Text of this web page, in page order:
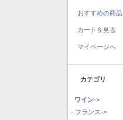
おすすめの商品
カートを見る
マイページへ
カテゴリ
ワイン->
- フランス->